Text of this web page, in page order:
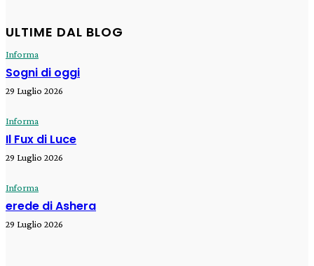
ULTIME DAL BLOG
Informa
Sogni di oggi
29 Luglio 2026
Informa
Il Fux di Luce
29 Luglio 2026
Informa
erede di Ashera
29 Luglio 2026